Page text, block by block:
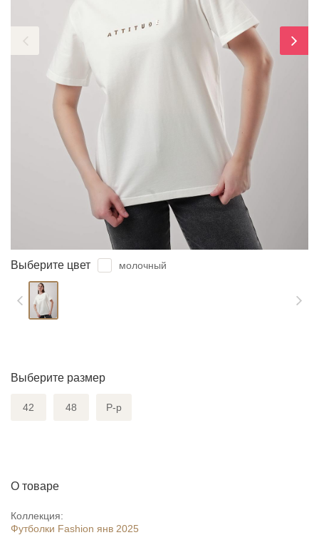
Выберите цвет молочный
Выберите размер
42 48 Р-р
О товаре
Коллекция:
Футболки Fashion янв 2025